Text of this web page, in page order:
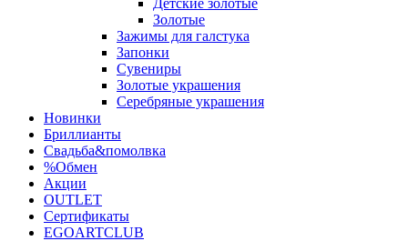
Детские золотые
Золотые
Зажимы для галстука
Запонки
Сувениры
Золотые украшения
Серебряные украшения
Новинки
Бриллианты
Свадьба&помолвка
%Обмен
Акции
OUTLET
Сертификаты
EGOARTCLUB